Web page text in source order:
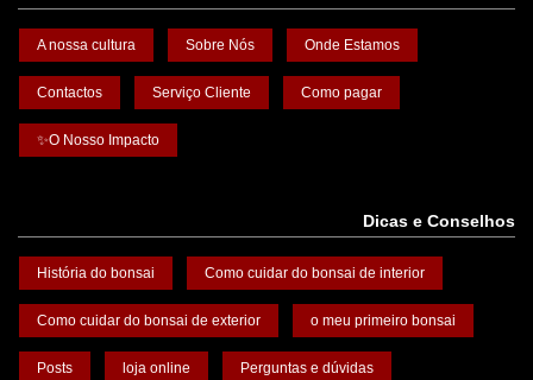
A nossa cultura Sobre Nós Onde Estamos
Contactos Serviço Cliente Como pagar
✨O Nosso Impacto
Dicas e Conselhos
História do bonsai Como cuidar do bonsai de interior
Como cuidar do bonsai de exterior o meu primeiro bonsai
Posts loja online Perguntas e dúvidas